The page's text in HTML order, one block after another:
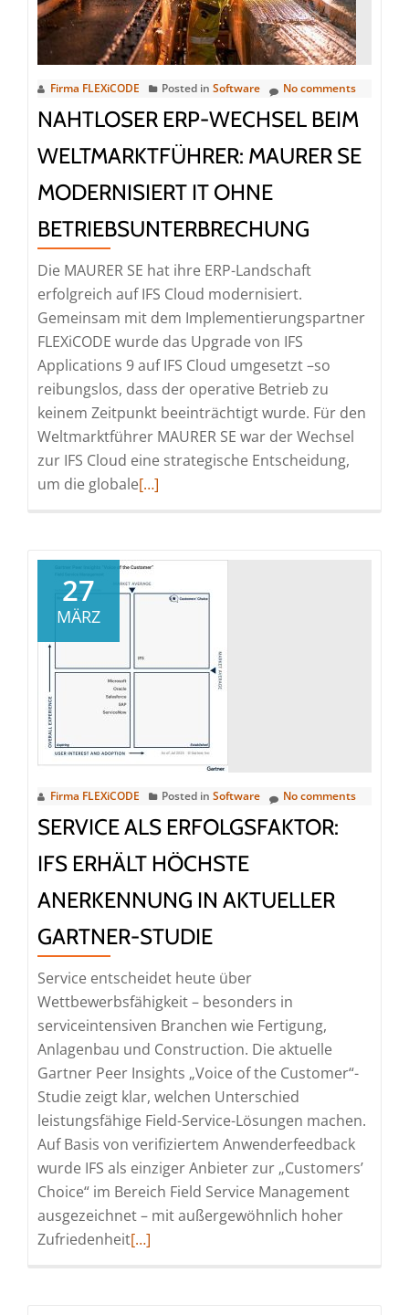
realisiert
globales
ERP-
Upgrade
auf
IFS
Cloud
Firma FLEXiCODE Posted in Software No comments
NAHTLOSER ERP-WECHSEL BEIM
WELTMARKTFÜHRER: MAURER SE
MODERNISIERT IT OHNE
BETRIEBSUNTERBRECHUNG
Die MAURER SE hat ihre ERP-Landschaft
erfolgreich auf IFS Cloud modernisiert.
Gemeinsam mit dem Implementierungspartner
FLEXiCODE wurde das Upgrade von IFS
Applications 9 auf IFS Cloud umgesetzt –so
reibungslos, dass der operative Betrieb zu
keinem Zeitpunkt beeinträchtigt wurde. Für den
Weltmarktführer MAURER SE war der Wechsel
zur IFS Cloud eine strategische Entscheidung,
um die globaleRead
ERP-
Wechsel
Weltmarktführer:
MAURER
IT
ohne
Betriebsunterbrechung
[…]
27
MÄRZ
Firma FLEXiCODE Posted in Software No comments
SERVICE ALS ERFOLGSFAKTOR:
IFS ERHÄLT HÖCHSTE
ANERKENNUNG IN AKTUELLER
GARTNER-STUDIE
Service entscheidet heute über
Wettbewerbsfähigkeit – besonders in
serviceintensiven Branchen wie Fertigung,
Anlagenbau und Construction. Die aktuelle
Gartner Peer Insights „Voice of the Customer“-
Studie zeigt klar, welchen Unterschied
leistungsfähige Field-Service-Lösungen machen.
Auf Basis von verifiziertem Anwenderfeedback
wurde IFS als einziger Anbieter zur „Customers’
Choice“ im Bereich Field Service Management
ausgezeichnet – mit außergewöhnlich hoher
ZufriedenheitRead
[…]